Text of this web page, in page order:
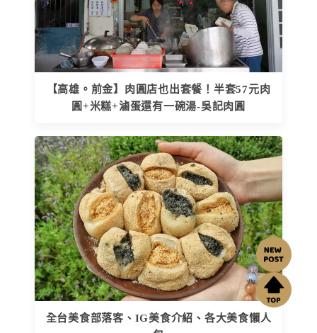
【高雄。前金】肉圓店也出套餐！半套57元肉
圓+米糕+滷蛋還有一碗湯-吳記肉圓
全台美食部落客、IG美食介紹、各大美食懶人